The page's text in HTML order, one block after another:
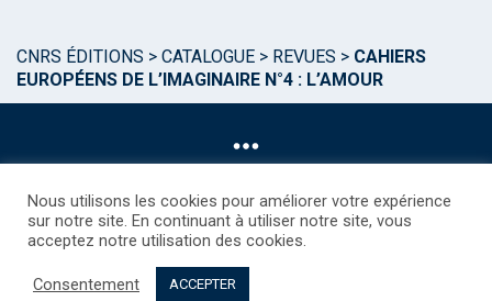
CNRS ÉDITIONS > CATALOGUE > REVUES > CAHIERS
EUROPÉENS DE L’IMAGINAIRE N°4 : L’AMOUR
©CNRS EDITIONS 2025
Droits étrangers / Foreign rights
Nous utilisons les cookies pour améliorer votre expérience
sur notre site. En continuant à utiliser notre site, vous
acceptez notre utilisation des cookies.
Consentement ACCEPTER